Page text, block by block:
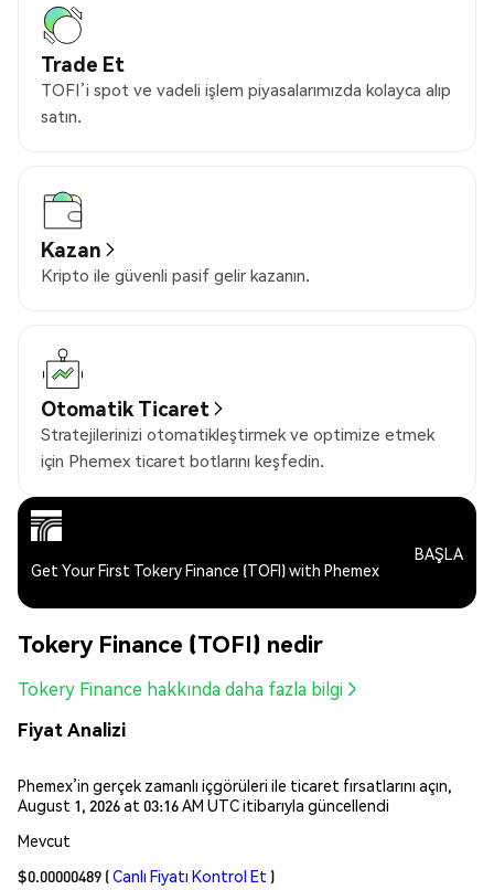
Trade Et
TOFI’i spot ve vadeli işlem piyasalarımızda kolayca alıp
satın.
Kazan
Kripto ile güvenli pasif gelir kazanın.
Otomatik Ticaret
Stratejilerinizi otomatikleştirmek ve optimize etmek
için Phemex ticaret botlarını keşfedin.
Get Your First Tokery Finance (TOFI) with Phemex
BAŞLA
Tokery Finance (TOFI) nedir
Tokery Finance hakkında daha fazla bilgi
Fiyat Analizi
Phemex’in gerçek zamanlı içgörüleri ile ticaret fırsatlarını açın,
August 1, 2026 at 03:16 AM UTC itibarıyla güncellendi
Mevcut
$0.00000489 (Canlı Fiyatı Kontrol Et )